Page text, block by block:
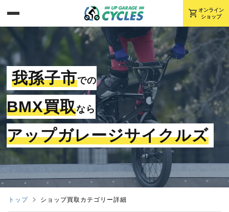
shopping_cart オンライン
ショップ
我孫子市での
BMX買取なら
アップガレージサイクルズ
トップ ショップ買取カテゴリー詳細